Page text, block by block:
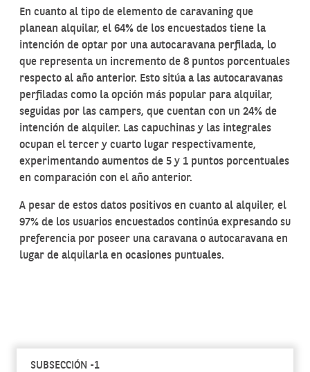
En cuanto al tipo de elemento de caravaning que
planean alquilar, el 64% de los encuestados tiene la
intención de optar por una autocaravana perfilada, lo
que representa un incremento de 8 puntos porcentuales
respecto al año anterior. Esto sitúa a las autocaravanas
perfiladas como la opción más popular para alquilar,
seguidas por las campers, que cuentan con un 24% de
intención de alquiler. Las capuchinas y las integrales
ocupan el tercer y cuarto lugar respectivamente,
experimentando aumentos de 5 y 1 puntos porcentuales
en comparación con el año anterior.
A pesar de estos datos positivos en cuanto al alquiler, el
97% de los usuarios encuestados continúa expresando su
preferencia por poseer una caravana o autocaravana en
lugar de alquilarla en ocasiones puntuales.
SUBSECCIÓN -1